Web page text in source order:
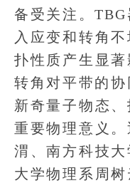
备受关注。TBG
入应变和转角
扑性质产生显
转角对平带的
新奇量子物态
重要物理意义
渭、南方科技
大学物理系周